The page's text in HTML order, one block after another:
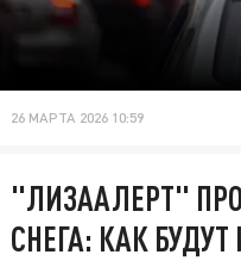
26 МАРТА 2026 10:59
"ЛИЗААЛЕРТ"
СНЕГА: КАК